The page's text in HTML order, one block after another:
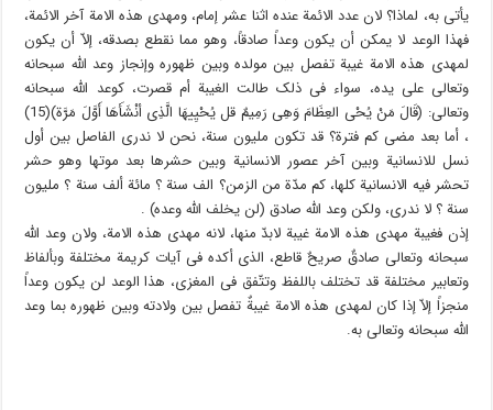
یأتی به، لماذا؟ لان عدد الائمة عنده اثنا عشر إمام، ومهدی هذه الامة آخر الائمة،
فهذا الوعد لا یمکن أن یکون وعداً صادقاً، وهو مما نقطع بصدقه، إلاّ أن یکون
لمهدی هذه الامة غیبة تفصل بین مولده وبین ظهوره وإنجاز وعد الله سبحانه
وتعالى على یده، سواء فی ذلک طالت الغیبة أم قصرت، کوعد الله سبحانه
وتعالى: (قَالَ مَنْ یُحْی العِظَامَ وَهِی رَمِیمٌ قل یُحْیِیهَا الَّذِی أنْشَأَهَا أَوَّلَ مَرَّة)(15)
، أما بعد مضی کم فترة؟ قد تکون ملیون سنة، نحن لا ندری الفاصل بین أول
نسل للانسانیة وبین آخر عصور الانسانیة وبین حشرها بعد موتها وهو حشر
تحشر فیه الانسانیة کلها، کم مدّة من الزمن؟ الف سنة ؟ مائة ألف سنة ؟ ملیون
سنة ؟ لا ندری، ولکن وعد الله صادق (لن یخلف الله وعده) .
إذن فغیبة مهدی هذه الامة غیبة لابدّ منها، لانه مهدی هذه الامة، ولان وعد الله
سبحانه وتعالى صادقٌ صریحٌ قاطع، الذی أکده فی آیات کریمة مختلفة وبألفاظ
وتعابیر مختلفة قد تختلف باللفظ وتتّفق فی المغزى، هذا الوعد لن یکون وعداً
منجزاً إلاّ إذا کان لمهدی هذه الامة غیبةٌ تفصل بین ولادته وبین ظهوره بما وعد
الله سبحانه وتعالى به.